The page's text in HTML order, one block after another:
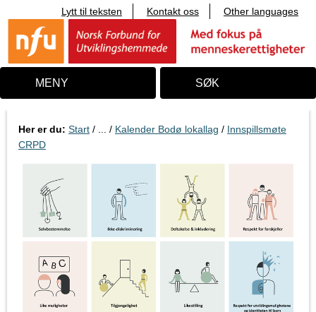
i
n
o
Lytt til teksten Kontakt oss Other languages
MENY SØK
Her er du: Start / ... / Kalender Bodø lokallag / Innspillsmøte
CRPD